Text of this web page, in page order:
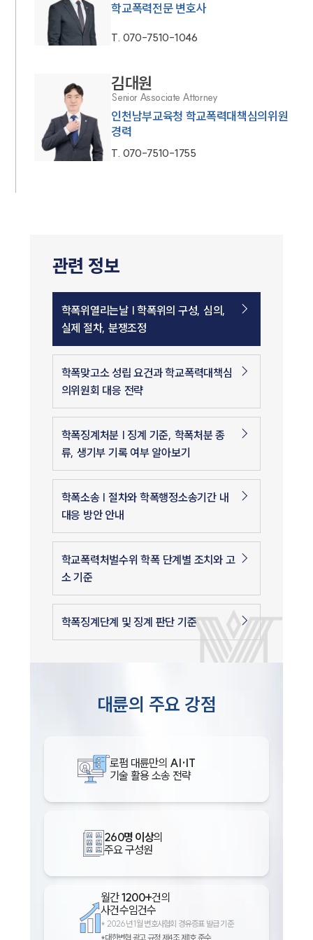
인재채용
학교폭력전문 변호사
T. 070-7510-1046
김대원
Senior Associate Attorney
인천남부교육청 학교폭력대책심의위원
경력
T. 070-7510-1755
관련 정보
학폭위열리는날 | 학폭위의 구성, 심의,
실제 절차, 분쟁조정
학폭맞고소 성립 요건과 학교폭력대책심
의위원회 대응 전략
학폭징계처분 | 징계 기준, 학폭처분 종
류, 생기부 기록 여부 알아보기
학폭소송 | 절차와 학폭행정소송기간 내
대응 방안 안내
학교폭력처벌수위 학폭 단계별 조치와 고
소 기준
학폭징계단계 및 징계 판단 기준
대륜의 주요 강점
로펌 대륜만의 AI·IT
기술 활용 소송 전략
260명 이상의
주요 구성원
월간1200+건의
사건수임건수
* 2026년 1월 변호사협회 경유증표 발급 기준
*대한변협 광고 규정 제4조 제1호 준수